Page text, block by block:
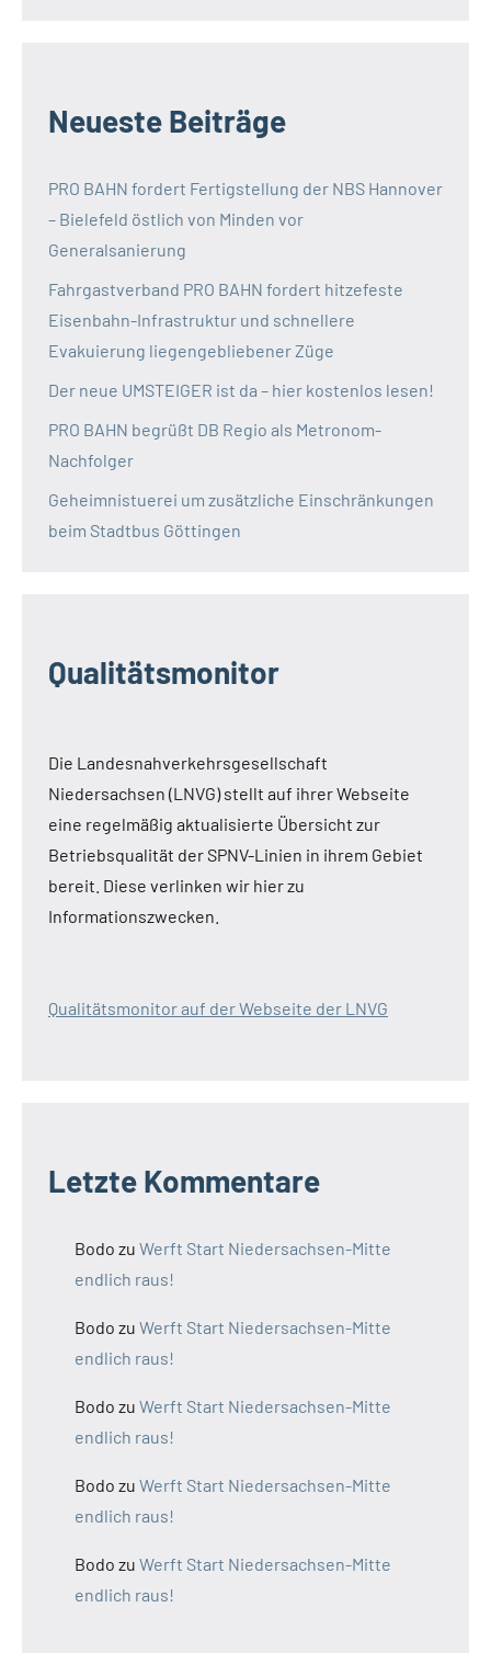
Neueste Beiträge
PRO BAHN fordert Fertigstellung der NBS Hannover
– Bielefeld östlich von Minden vor
Generalsanierung
Fahrgastverband PRO BAHN fordert hitzefeste
Eisenbahn-Infrastruktur und schnellere
Evakuierung liegengebliebener Züge
Der neue UMSTEIGER ist da – hier kostenlos lesen!
PRO BAHN begrüßt DB Regio als Metronom-
Nachfolger
Geheimnistuerei um zusätzliche Einschränkungen
beim Stadtbus Göttingen
Qualitätsmonitor
Die Landesnahverkehrsgesellschaft
Niedersachsen (LNVG) stellt auf ihrer Webseite
eine regelmäßig aktualisierte Übersicht zur
Betriebsqualität der SPNV-Linien in ihrem Gebiet
bereit. Diese verlinken wir hier zu
Informationszwecken.
Qualitätsmonitor auf der Webseite der LNVG
Letzte Kommentare
Bodo zu Werft Start Niedersachsen-Mitte
endlich raus!
Bodo zu Werft Start Niedersachsen-Mitte
endlich raus!
Bodo zu Werft Start Niedersachsen-Mitte
endlich raus!
Bodo zu Werft Start Niedersachsen-Mitte
endlich raus!
Bodo zu Werft Start Niedersachsen-Mitte
endlich raus!